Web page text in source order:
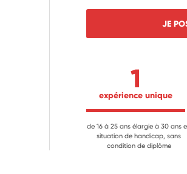
JE
1
expérience unique
de 16 à 25 ans élargie à 30 ans
situation de handicap, sans
condition de diplôme